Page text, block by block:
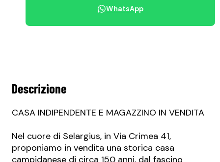
WhatsApp
Descrizione
CASA INDIPENDENTE E MAGAZZINO IN VENDITA
Nel cuore di Selargius, in Via Crimea 41,
proponiamo in vendita una storica casa